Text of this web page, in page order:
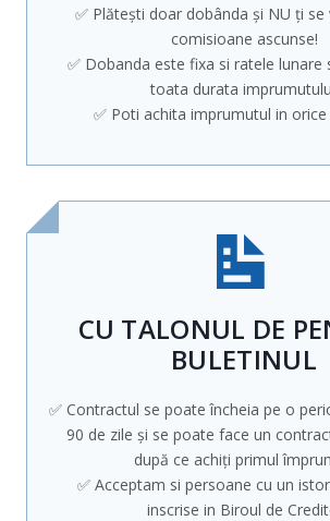
✅ Plătești doar dobânda și NU ți se
comisioane ascunse!
✅ Dobanda este fixa si ratele lunare
toata durata
✅ Poti achita imprumutul in
CU TALONUL DE
BULETINUL
✅ Contractul se poate încheia pe o
90 de zile și se poate face un
după ce achiți primul
✅ Acceptam si persoane cu un
inscrise in Biroul de